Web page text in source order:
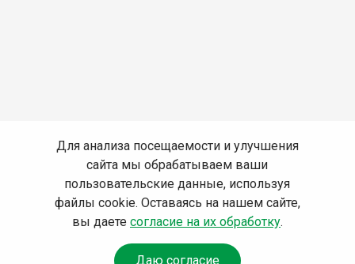
Для анализа посещаемости и улучшения
сайта мы обрабатываем ваши
пользовательские данные, используя
файлы cookie. Оставаясь на нашем сайте,
вы даете согласие на их обработку.
Даю согласие